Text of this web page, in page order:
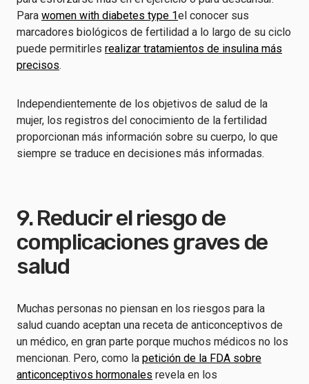
Para women with diabetes type 1el conocer sus
marcadores biológicos de fertilidad a lo largo de su ciclo
puede permitirles realizar tratamientos de insulina más
precisos.
Independientemente de los objetivos de salud de la
mujer, los registros del conocimiento de la fertilidad
proporcionan más información sobre su cuerpo, lo que
siempre se traduce en decisiones más informadas.
9. Reducir el riesgo de
complicaciones graves de
salud
Muchas personas no piensan en los riesgos para la
salud cuando aceptan una receta de anticonceptivos de
un médico, en gran parte porque muchos médicos no los
mencionan. Pero, como la petición de la FDA sobre
anticonceptivos hormonales revela en los